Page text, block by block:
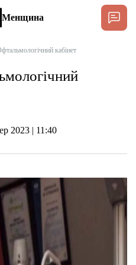
Менщина
кабінет
2023 | 11:40